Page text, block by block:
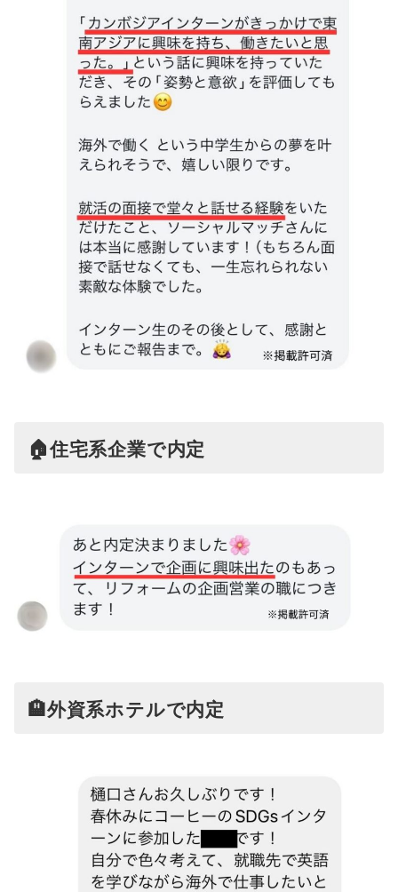
🏠住宅系企業で内定
🏨外資系ホテルで内定